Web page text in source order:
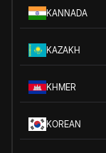
KANNADA
KAZAKH
KHMER
KOREAN